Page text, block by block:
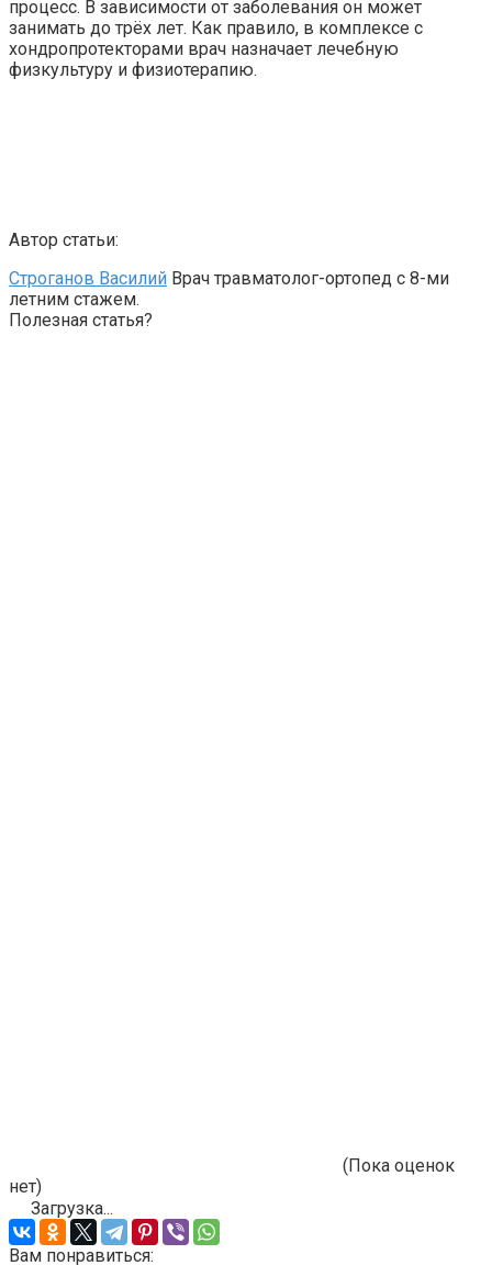
процесс. В зависимости от заболевания он может
занимать до трёх лет. Как правило, в комплексе с
хондропротекторами врач назначает лечебную
физкультуру и физиотерапию.
Автор статьи:
Строганов Василий Врач травматолог-ортопед с 8-ми
летним стажем.
Полезная статья?
(Пока оценок
нет)
Загрузка...
Вам понравиться: